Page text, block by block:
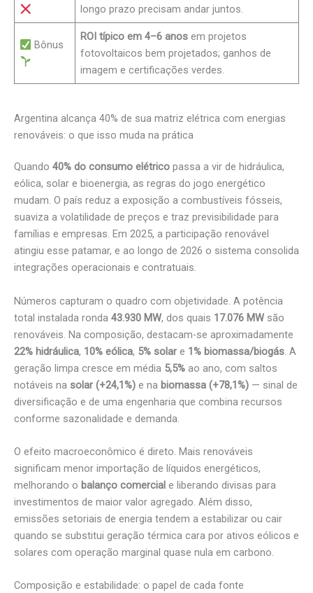
longo prazo precisam andar juntos.
Bônus
ROI típico em 4–6 anos em projetos
fotovoltaicos bem projetados; ganhos de
imagem e certificações verdes.
Argentina alcança 40% de sua matriz elétrica com energias
renováveis: o que isso muda na prática
Quando 40% do consumo elétrico passa a vir de hidráulica,
eólica, solar e bioenergia, as regras do jogo energético
mudam. O país reduz a exposição a combustíveis fósseis,
suaviza a volatilidade de preços e traz previsibilidade para
famílias e empresas. Em 2025, a participação renovável
atingiu esse patamar, e ao longo de 2026 o sistema consolida
integrações operacionais e contratuais.
Números capturam o quadro com objetividade. A potência
total instalada ronda 43.930 MW, dos quais 17.076 MW são
renováveis. Na composição, destacam-se aproximadamente
22% hidráulica, 10% eólica, 5% solar e 1% biomassa/biogás. A
geração limpa cresce em média 5,5% ao ano, com saltos
notáveis na solar (+24,1%) e na biomassa (+78,1%) — sinal de
diversificação e de uma engenharia que combina recursos
conforme sazonalidade e demanda.
O efeito macroeconômico é direto. Mais renováveis
significam menor importação de líquidos energéticos,
melhorando o balanço comercial e liberando divisas para
investimentos de maior valor agregado. Além disso,
emissões setoriais de energia tendem a estabilizar ou cair
quando se substitui geração térmica cara por ativos eólicos e
solares com operação marginal quase nula em carbono.
Composição e estabilidade: o papel de cada fonte